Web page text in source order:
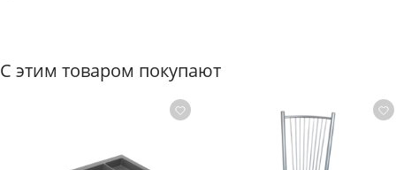
С этим товаром покупают